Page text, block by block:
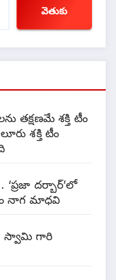
వెతుకు
తక్షణమే శక్తి టీం
శక్తి టీం
దర్బార్’లో
నాగ మాధవి
స్వామి గారి